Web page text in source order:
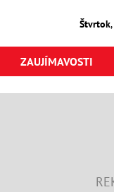
Štvrtok,
ZAUJÍMAVOSTI